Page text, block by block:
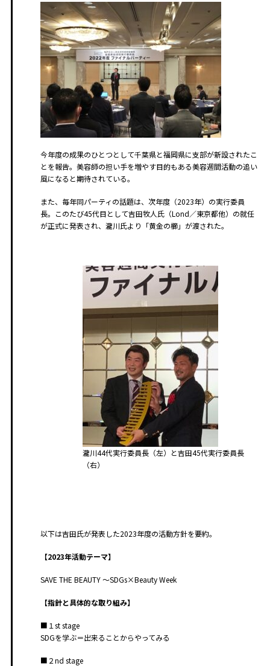
今年度の成果のひとつとして千葉県と福岡県に支部が新設されたこ
とを報告。美容師の担い手を増やす目的もある美容週間活動の追い
風になると期待されている。
また、毎年同パーティの話題は、次年度（2023年）の実行委員
長。このたび45代目として吉田牧人氏（Lond／東京都他）の就任
が正式に発表され、瀧川氏より「黄金の櫛」が渡された。
瀧川44代実行委員長（左）と吉田45代実行委員長
（右）
以下は吉田氏が発表した2023年度の活動方針を要約。
【2023年活動テーマ】
SAVE THE BEAUTY ～SDGs×Beauty Week
【指針と具体的な取り組み】
■１st stage
SDGを学ぶ＝出来ることからやってみる
■２nd stage